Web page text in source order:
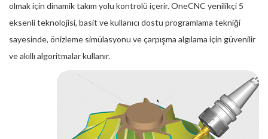
olmak için dinamik takım yolu kontrolü içerir. OneCNC yenilikçi 5
eksenli teknolojisi, basit ve kullanıcı dostu programlama tekniği
sayesinde, önizleme simülasyonu ve çarpışma algılama için güvenilir
ve akıllı algoritmalar kullanır.